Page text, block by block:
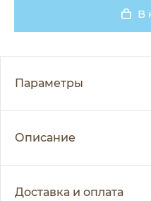
В
Параметры
Описание
Доставка и оплата